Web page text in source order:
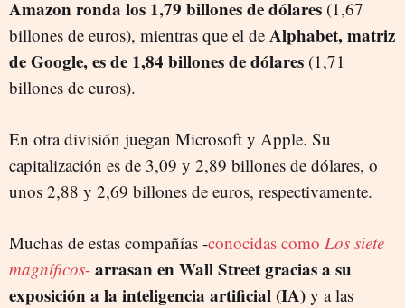
Amazon ronda los 1,79 billones de dólares (1,67
billones de euros), mientras que el de Alphabet, matriz
de Google, es de 1,84 billones de dólares (1,71
billones de euros).
En otra división juegan Microsoft y Apple. Su
capitalización es de 3,09 y 2,89 billones de dólares, o
unos 2,88 y 2,69 billones de euros, respectivamente.
Muchas de estas compañías -conocidas como Los siete
magníficos- arrasan en Wall Street gracias a su
exposición a la inteligencia artificial (IA) y a las